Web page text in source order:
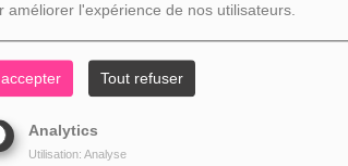
améliorer l'expérience de nos utilisateurs.
Tout refuser
Analytics
Utilisation: Analyse